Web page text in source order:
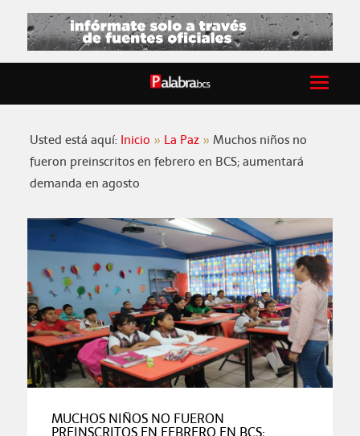
Usted está aquí: Inicio La Paz
Muchos niños no
fueron preinscritos en febrero en BCS; aumentará
demanda en agosto
MUCHOS NIÑOS NO FUERON